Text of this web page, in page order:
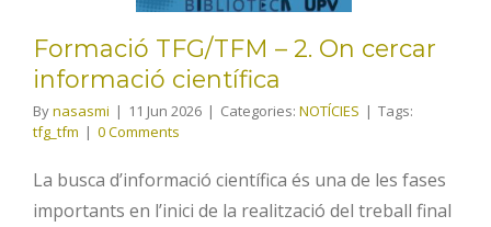
científica
Formació TFG/TFM – 2. On cercar
informació científica
Bynasasmi | 11 Jun 2026 | Categories: NOTÍCIES | Tags:
tfg_tfm | 0 Comments
La busca d’informació científica és una de les fases
importants en l’inici de la realització del treball final